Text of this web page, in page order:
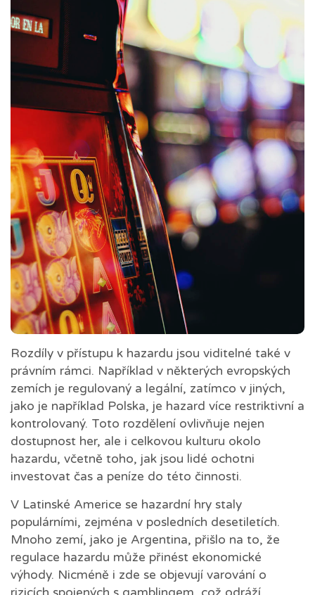
Rozdíly v přístupu k hazardu jsou viditelné také v
právním rámci. Například v některých evropských
zemích je regulovaný a legální, zatímco v jiných,
jako je například Polska, je hazard více restriktivní a
kontrolovaný. Toto rozdělení ovlivňuje nejen
dostupnost her, ale i celkovou kulturu okolo
hazardu, včetně toho, jak jsou lidé ochotni
investovat čas a peníze do této činnosti.
V Latinské Americe se hazardní hry staly
populárními, zejména v posledních desetiletích.
Mnoho zemí, jako je Argentina, přišlo na to, že
regulace hazardu může přinést ekonomické
výhody. Nicméně i zde se objevují varování o